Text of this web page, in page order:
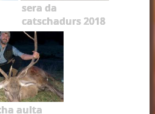
sera da
catschadurs 2018
aulta